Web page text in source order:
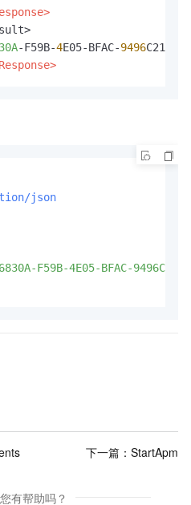
-F59B-4E05-BFAC-9496
json
F59B-4E05-BFAC-
下一篇： StartApm
有帮助吗？